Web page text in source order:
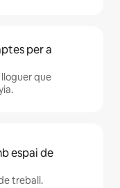
per a
que
espai de
treball.